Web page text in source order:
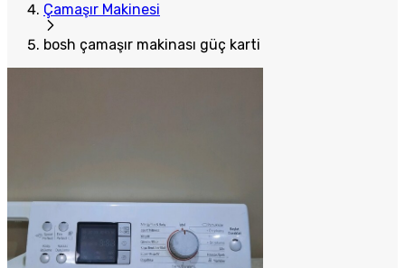
Çamaşır Makinesi
bosh çamaşır makinası güç karti